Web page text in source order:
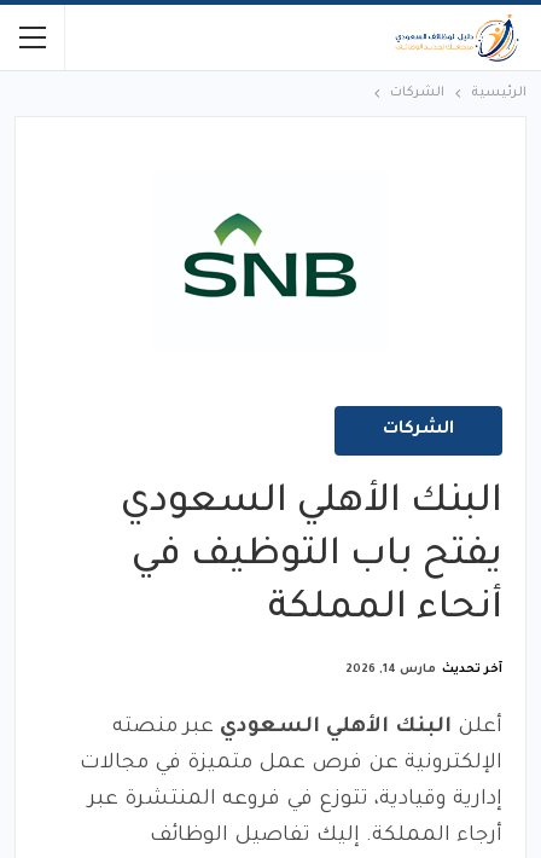
الرئيسية الشركات
الشركات
البنك الأهلي السعودي
يفتح باب التوظيف في
أنحاء المملكة
آخر تحديث مارس 14, 2026
أعلن البنك الأهلي السعودي عبر منصته
الإلكترونية عن فرص عمل متميزة في مجالات
إدارية وقيادية، تتوزع في فروعه المنتشرة عبر
أرجاء المملكة. إليك تفاصيل الوظائف